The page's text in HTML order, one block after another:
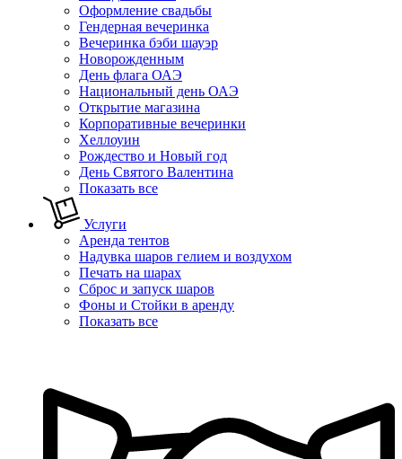
Оформление свадьбы
Гендерная вечеринка
Вечеринка бэби шауэр
Новорожденным
День флага ОАЭ
Национальный день ОАЭ
Открытие магазина
Корпоративные вечеринки
Хеллоуин
Рождество и Новый год
День Святого Валентина
Показать все
Услуги
Аренда тентов
Надувка шаров гелием и воздухом
Печать на шарах
Сброс и запуск шаров
Фоны и Стойки в аренду
Показать все